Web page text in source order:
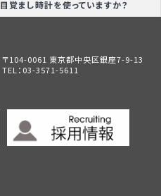
目覚まし時計を使っていますか？
〒104-0061 東京都中央区銀座7-9-13
TEL： 03-3571-5611